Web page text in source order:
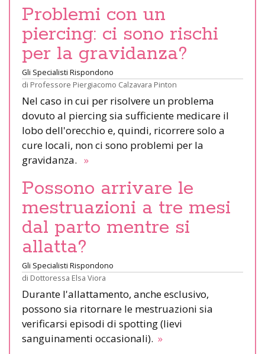
Problemi con un
piercing: ci sono rischi
per la gravidanza?
Gli Specialisti Rispondono
di Professore Piergiacomo Calzavara Pinton
Nel caso in cui per risolvere un problema
dovuto al piercing sia sufficiente medicare il
lobo dell'orecchio e, quindi, ricorrere solo a
cure locali, non ci sono problemi per la
gravidanza. »
Possono arrivare le
mestruazioni a tre mesi
dal parto mentre si
allatta?
Gli Specialisti Rispondono
di Dottoressa Elsa Viora
Durante l'allattamento, anche esclusivo,
possono sia ritornare le mestruazioni sia
verificarsi episodi di spotting (lievi
sanguinamenti occasionali). »